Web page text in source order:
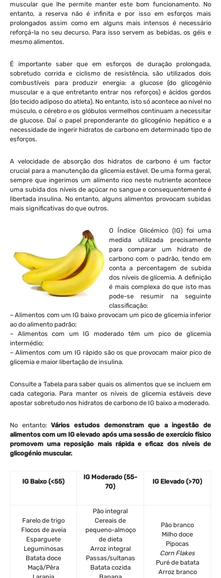
muscular que lhe permite manter este bom funcionamento. No
entanto, a reserva não é infinita e por isso em esforços mais
prolongados assim como em alguns mais intensos é necessário
reforçá-la no seu decurso. Para isso servem as bebidas, os géis e
mesmo alimentos.
É importante saber que em esforços de duração prolongada,
sobretudo corrida e ciclismo de resistência, são utilizados dois
combustíveis para produzir energia: a glucose (do glicogénio
muscular e a que entretanto entrar nos reforços) e ácidos gordos
(do tecido adiposo do atleta). No entanto, isto só acontece ao nível no
músculo, o cérebro e os glóbulos vermelhos continuam a necessitar
de glucose. Daí o papel preponderante do glicogénio hepático e a
necessidade de ingerir hidratos de carbono em determinado tipo de
esforços.
A velocidade de absorção dos hidratos de carbono é um factor
crucial para a manutenção da glicemia estável. De uma forma geral,
sempre que ingerimos um alimento rico neste nutriente acontece
uma subida dos níveis de açúcar no sangue e consequentemente é
libertada insulina. No entanto, alguns alimentos provocam subidas
mais significativas do que outros.
O Índice Glicémico (IG) foi uma
medida utilizada precisamente
para comparar um hidrato de
carbono com o padrão, tendo em
conta a percentagem de subida
dos níveis de glicemia. A definição
é mais complexa do que isto mas
pode-se resumir na seguinte
classificação:
– Alimentos com um IG baixo provocam um pico de glicemia inferior
ao do alimento padrão;
– Alimentos com um IG moderado têm um pico de glicemia
intermédio;
– Alimentos com um IG rápido são os que provocam maior pico de
glicemia e maior libertação de insulina.
Consulte a Tabela para saber quais os alimentos que se incluem em
cada categoria. Para manter os níveis de glicemia estáveis deve
apostar sobretudo nos hidratos de carbono de IG baixo a moderado.
No entanto:Vários estudos demonstram que a ingestão de
alimentos com um IG elevado após uma sessão de exercício físico
promovem uma reposição mais rápida e eficaz dos níveis de
glicogénio muscular.
IG Baixo (<55)
IG Moderado (55-
70)
IG Elevado (>70)
Farelo de trigo
Flocos de aveia
Esparguete
Leguminosas
Batata doce
Maçã/Pêra
Pão integral
Cereais de
pequeno-almoço
de dieta
Arroz integral
Passas/sultanas
Batata cozida
Pão branco
Milho doce
Pipocas
Corn Flakes
Puré de batata
Arroz branco